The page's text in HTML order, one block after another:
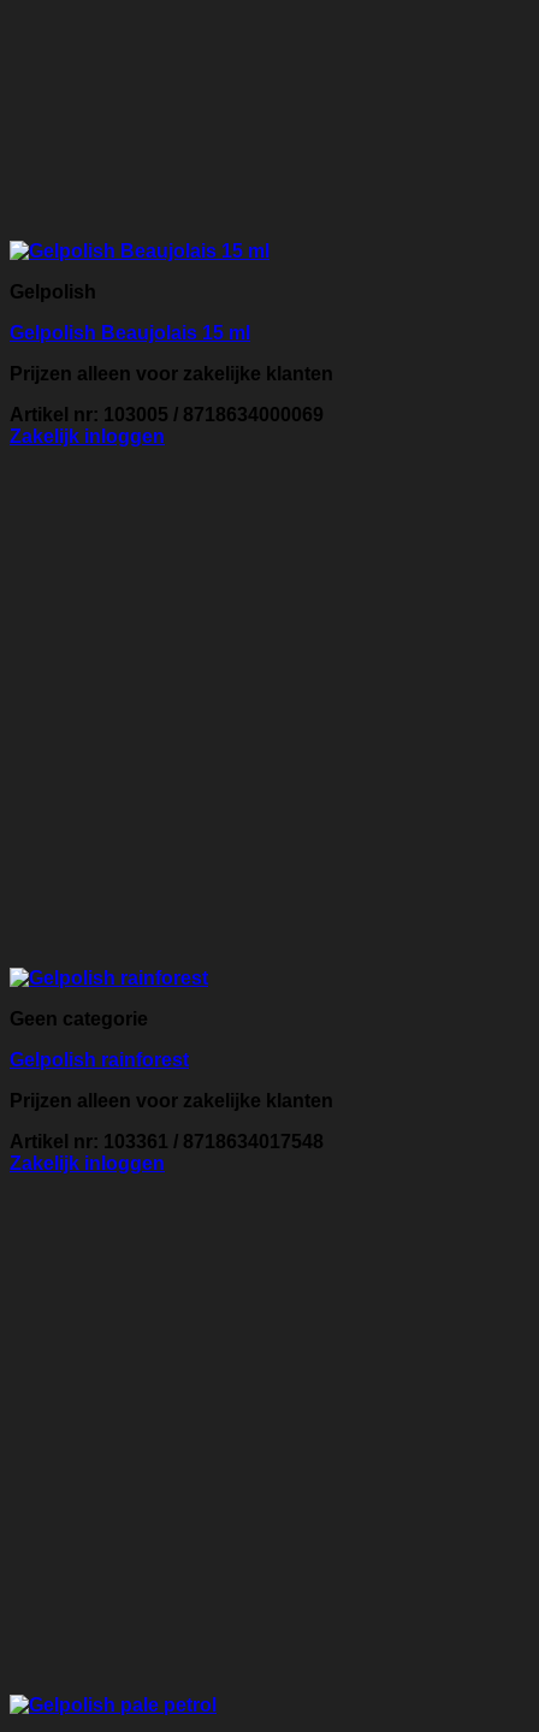
Gelpolish
Gelpolish Beaujolais 15 ml
Prijzen alleen voor zakelijke klanten
Artikel nr: 103005 / 8718634000069
Zakelijk inloggen
Geen categorie
Gelpolish rainforest
Prijzen alleen voor zakelijke klanten
Artikel nr: 103361 / 8718634017548
Zakelijk inloggen